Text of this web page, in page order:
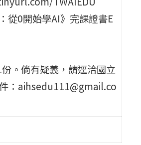
從0開始學AI》完課證書E
。倘有疑義，請逕洽國立
：aihsedu111@gmail.co